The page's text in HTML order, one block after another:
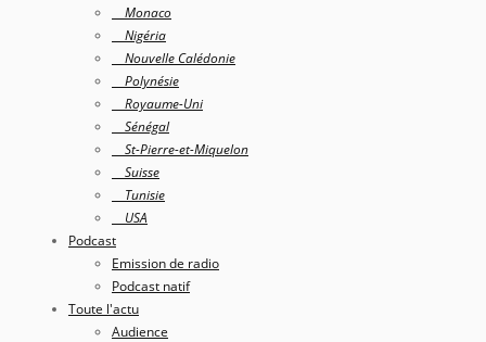
Monaco
Nigéria
Nouvelle Calédonie
Polynésie
Royaume-Uni
Sénégal
St-Pierre-et-Miquelon
Suisse
Tunisie
USA
Podcast
Emission de radio
Podcast natif
Toute l'actu
Audience